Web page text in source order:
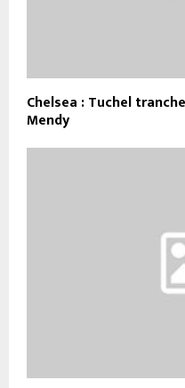
Chelsea : Tuchel
Mendy